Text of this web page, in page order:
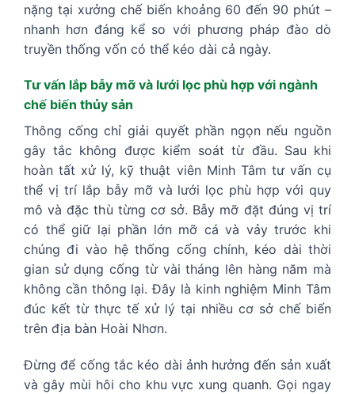
nặng tại xưởng chế biến khoảng 60 đến 90 phút –
nhanh hơn đáng kể so với phương pháp đào dò
truyền thống vốn có thể kéo dài cả ngày.
Tư vấn lắp bẫy mỡ và lưới lọc phù hợp với ngành
chế biến thủy sản
Thông cống chỉ giải quyết phần ngọn nếu nguồn
gây tắc không được kiểm soát từ đầu. Sau khi
hoàn tất xử lý, kỹ thuật viên Minh Tâm tư vấn cụ
thể vị trí lắp bẫy mỡ và lưới lọc phù hợp với quy
mô và đặc thù từng cơ sở. Bẫy mỡ đặt đúng vị trí
có thể giữ lại phần lớn mỡ cá và vảy trước khi
chúng đi vào hệ thống cống chính, kéo dài thời
gian sử dụng cống từ vài tháng lên hàng năm mà
không cần thông lại. Đây là kinh nghiệm Minh Tâm
đúc kết từ thực tế xử lý tại nhiều cơ sở chế biến
trên địa bàn Hoài Nhơn.
Đừng để cống tắc kéo dài ảnh hưởng đến sản xuất
và gây mùi hôi cho khu vực xung quanh. Gọi ngay